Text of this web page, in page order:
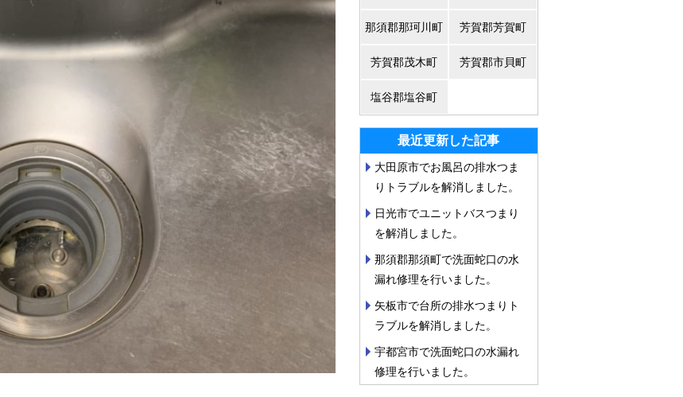
那須郡那珂川町 芳賀郡芳賀町
芳賀郡茂木町 芳賀郡市貝町
塩谷郡塩谷町
最近更新した記事
大田原市でお風呂の排水つま
りトラブルを解消しました。
日光市でユニットバスつまり
を解消しました。
那須郡那須町で洗面蛇口の水
漏れ修理を行いました。
矢板市で台所の排水つまりト
ラブルを解消しました。
宇都宮市で洗面蛇口の水漏れ
修理を行いました。